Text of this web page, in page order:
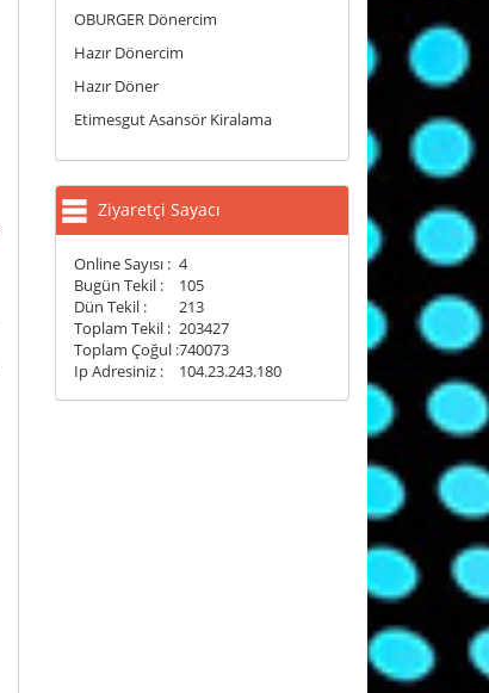
OBURGER Dönercim
Hazır Dönercim
Hazır Döner
Etimesgut Asansör Kiralama
Ziyaretçi Sayacı
Online Sayısı : 4
Bugün Tekil :
105
Dün Tekil :
213
Toplam Tekil : 203427
Toplam Çoğul :740073
Ip Adresiniz :
104.23.243.180